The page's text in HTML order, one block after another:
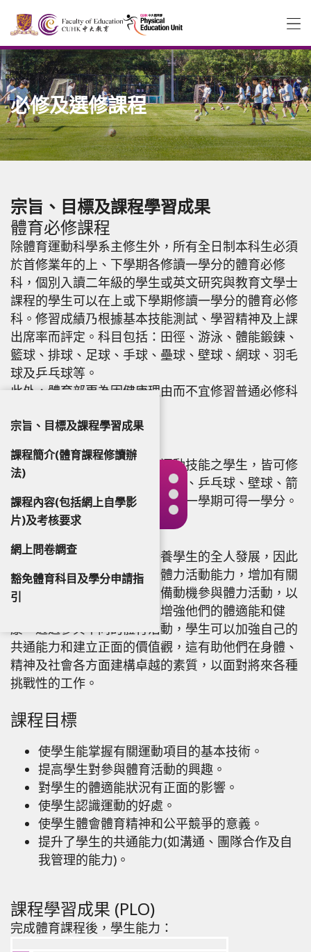
必修及選修課程
宗旨、目標及課程學習成果
體育必修課程
除體育運動科學系主修生外，所有全日制本科生必須
於首修業年的上、下學期各修讀一學分的體育必修
科，個別入讀二年級的學生或英文研究與教育文學士
課程的學生可以在上或下學期修讀一學分的體育必修
科。修習成績乃根據基本技能測試、學習精神及上課
出席率而評定。科目包括：田徑、游泳、體能鍛鍊、
籃球、排球、足球、手球、壘球、壁球、網球、羽毛
球及乒乓球等。
此外，體育部更為因健康理由而不宜修習普通必修科
體育選修課程
凡對運動有興趣，或欲增強運動技能之學生，皆可修
習體育選修科，如網球、羽毛球、乒乓球、壁球、箭
藝、瑜珈及太極等。各項目修畢一學期可得一學分。
課程宗旨
體育必修及選修課程旨在培養學生的全人發展，因此
本課程致力於幫助學生提升體力活動能力，增加有關
活動之知識，並有信心及具備動機參與體力活動，以
培養他們終身運動的習慣和增強他們的體適能和健
康。透過參與不同的體育活動，學生可以加強自己的
共通能力和建立正面的價值觀，這有助他們在身體、
精神及社會各方面建構卓越的素質，以面對將來各種
挑戰性的工作。
課程目標
使學生能掌握有關運動項目的基本技術。
提高學生對參與體育活動的興趣。
對學生的體適能狀況有正面的影響。
使學生認識運動的好處。
使學生體會體育精神和公平競爭的意義。
提升了學生的共通能力(如溝通、團隊合作及自
我管理的能力)。
課程學習成果 (PLO)
完成體育課程後，學生能力：
宗旨、目標及課程學習成果
課程簡介(體育課程修讀辦
法)
課程內容(包括網上自學影
片)及考核要求
網上問卷調查
豁免體育科目及學分申請指
引